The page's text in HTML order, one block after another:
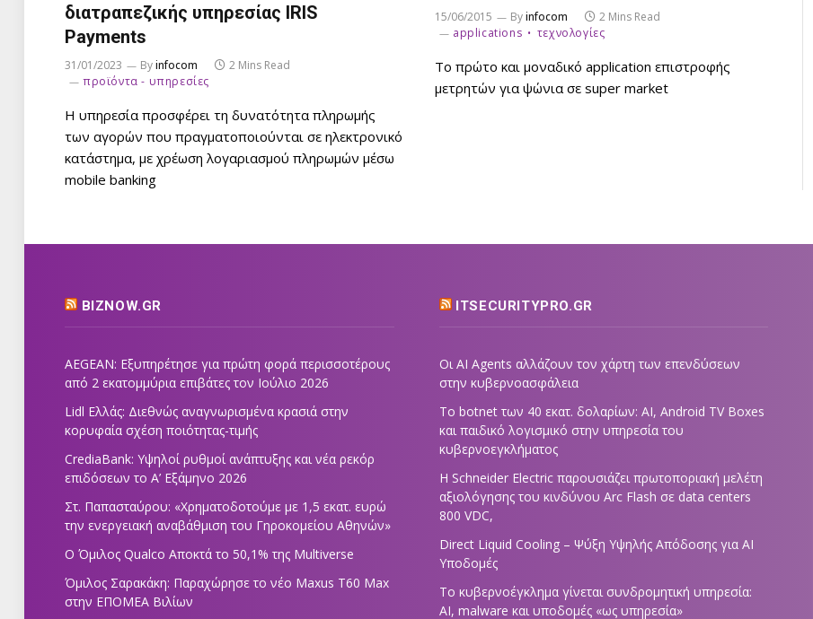
διατραπεζικής υπηρεσίας IRIS
Payments
31/01/2023 Byinfocom
2 Mins Read
προϊόντα - υπηρεσίες
Η υπηρεσία προσφέρει τη δυνατότητα πληρωμής
των αγορών που πραγματοποιούνται σε ηλεκτρονικό
κατάστημα, με χρέωση λογαριασμού πληρωμών μέσω
mobile banking
15/06/2015 Byinfocom
2 Mins Read
applications
τεχνολογίες
Το πρώτο και μοναδικό application επιστροφής
μετρητών για ψώνια σε super market
BIZNOW.GR
AEGEAN: Εξυπηρέτησε για πρώτη φορά περισσοτέρους
από 2 εκατομμύρια επιβάτες τον Ιούλιο 2026
Lidl Ελλάς: Διεθνώς αναγνωρισμένα κρασιά στην
κορυφαία σχέση ποιότητας-τιμής
CrediaBank: Υψηλοί ρυθμοί ανάπτυξης και νέα ρεκόρ
επιδόσεων το Α’ Εξάμηνο 2026
Στ. Παπασταύρου: «Χρηματοδοτούμε με 1,5 εκατ. ευρώ
την ενεργειακή αναβάθμιση του Γηροκομείου Αθηνών»
Ο Όμιλος Qualco Αποκτά το 50,1% της Multiverse
Όμιλος Σαρακάκη: Παραχώρησε το νέο Maxus T60 Max
στην ΕΠΟΜΕΑ Βιλίων
ITSECURITYPRO.GR
Οι AI Agents αλλάζουν τον χάρτη των επενδύσεων
στην κυβερνοασφάλεια
Το botnet των 40 εκατ. δολαρίων: AI, Android TV Boxes
και παιδικό λογισμικό στην υπηρεσία του
κυβερνοεγκλήματος
Η Schneider Electric παρουσιάζει πρωτοποριακή μελέτη
αξιολόγησης του κινδύνου Arc Flash σε data centers
800 VDC,
Direct Liquid Cooling – Ψύξη Υψηλής Απόδοσης για AI
Υποδομές
Το κυβερνοέγκλημα γίνεται συνδρομητική υπηρεσία:
AI, malware και υποδομές «ως υπηρεσία»